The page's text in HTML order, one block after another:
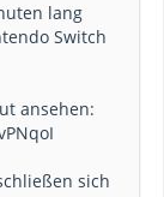
lang
Switch
ansehen:
sich